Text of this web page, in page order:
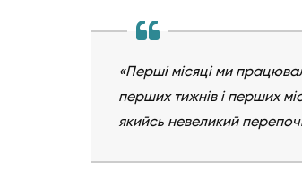
«Перші місяці ми
перших тижнів і перших
якийсь невеликий